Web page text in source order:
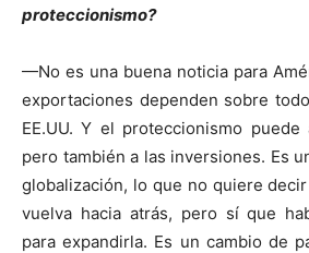
proteccionismo?
—No es una buena noticia para
exportaciones dependen sobre
EE.UU. Y el proteccionismo
pero también a las inversiones. Es
globalización, lo que no quiere
vuelva hacia atrás, pero sí que
para expandirla. Es un cambio de